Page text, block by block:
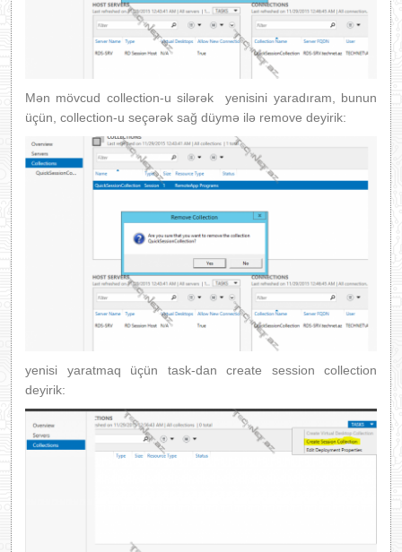
Mən mövcud collection-u silərək yenisini yaradıram, bunun
üçün, collection-u seçərək sağ düymə ilə remove deyirik:
yenisi yaratmaq üçün task-dan create session collection
deyirik: